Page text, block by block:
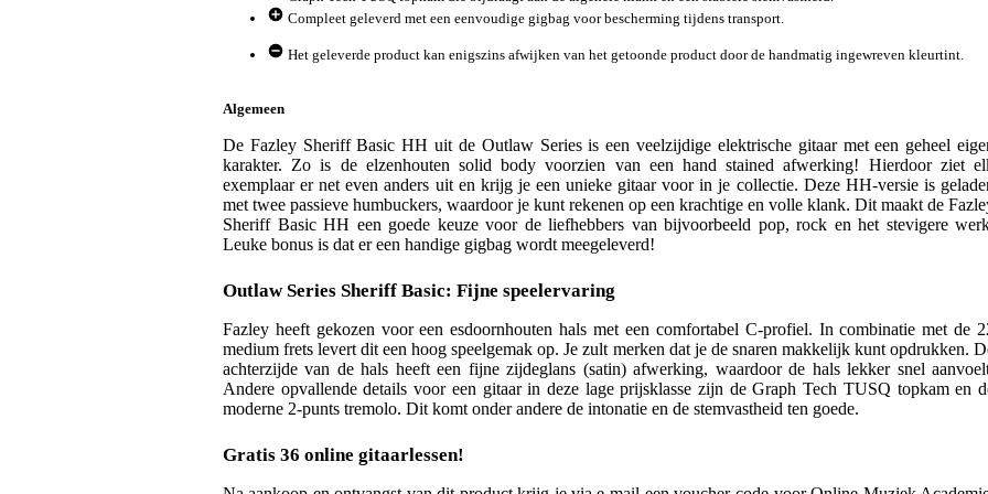
Compleet geleverd met een eenvoudige gigbag voor bescherming tijdens transport.
Het geleverde product kan enigszins afwijken van het getoonde product door de handmatig ingewreven kleurtint.
Algemeen
De Fazley Sheriff Basic HH uit de Outlaw Series is een veelzijdige elektrische gitaar met een geheel
karakter. Zo is de elzenhouten solid body voorzien van een hand stained afwerking! Hierdoor ziet
exemplaar er net even anders uit en krijg je een unieke gitaar voor in je collectie. Deze HH-versie is
met twee passieve humbuckers, waardoor je kunt rekenen op een krachtige en volle klank. Dit maakt de
Sheriff Basic HH een goede keuze voor de liefhebbers van bijvoorbeeld pop, rock en het stevigere
Leuke bonus is dat er een handige gigbag wordt meegeleverd!
Outlaw Series Sheriff Basic: Fijne speelervaring
Fazley heeft gekozen voor een esdoornhouten hals met een comfortabel C-profiel. In combinatie met de
medium frets levert dit een hoog speelgemak op. Je zult merken dat je de snaren makkelijk kunt opdrukken.
achterzijde van de hals heeft een fijne zijdeglans (satin) afwerking, waardoor de hals lekker snel
Andere opvallende details voor een gitaar in deze lage prijsklasse zijn de Graph Tech TUSQ topkam en
moderne 2-punts tremolo. Dit komt onder andere de intonatie en de stemvastheid ten goede.
Gratis 36 online gitaarlessen!